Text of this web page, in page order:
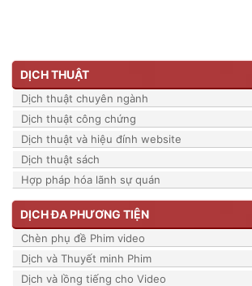
DỊCH THUẬT
Dịch thuật chuyên ngành
Dịch thuật công chứng
Dịch thuật và hiệu đính website
Dịch thuật sách
Hợp pháp hóa lãnh sự quán
DỊCH ĐA PHƯƠNG TIỆN
Chèn phụ đề Phim video
Dịch và Thuyết minh Phim
Dịch và lồng tiếng cho Video